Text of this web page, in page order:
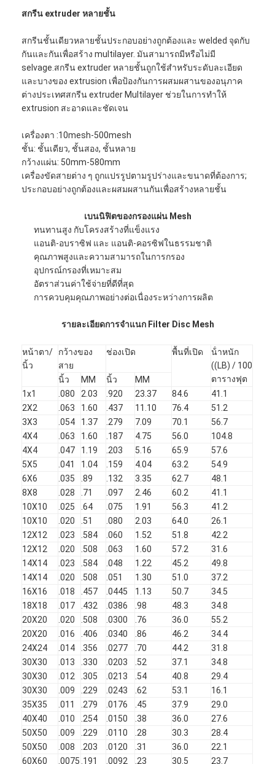
บ้าน
ผลิตภัณฑ์
เกี่ยวกับเรา
ควบคุมคุณภาพ
ติดต่อเรา
ข่าว
จอทตอนนี้
สแตนเลส X Tend Mesh
สกรีนกรอง extruder
แพ็คหน้าจอเครื่องอัดรีด
ลวดสลิงตาข่าย
สกรีน extruder หลายชั้น
สกรีนชั้นเดียวหลายชั้นประกอบอย่างถูกต้องและ welded จุดกับ
กันและกันเพื่อสร้าง multilayer. มันสามารถมีหรือไม่มี
selvage.สกรีน extruder หลายชั้นถูกใช้สําหรับระดับละเอียด
และบางของ extrusion เพื่อป้องกันการผสมผสานของอนุภาค
ต่างประเทศสกรีน extruder Multilayer ช่วยในการทําให้
extrusion สะอาดและชัดเจน
เครื่องตา :10mesh-500mesh
ชั้น: ชั้นเดียว, ชั้นสอง, ชั้นหลาย
กว้างแผ่น: 50mm-580mm
เครื่องขัดสายต่าง ๆ ถูกแปรรูปตามรูปร่างและขนาดที่ต้องการ;
ประกอบอย่างถูกต้องและผสมผสานกันเพื่อสร้างหลายชั้น
เบนนิฟิตของกรองแผ่น Mesh
ทนทานสูง กับโครงสร้างที่แข็งแรง
แอนติ-อบราซิฟ และ แอนติ-คอรซิฟในธรรมชาติ
คุณภาพสูงและความสามารถในการกรอง
อุปกรณ์กรองที่เหมาะสม
อัตราส่วนค่าใช้จ่ายที่ดีที่สุด
การควบคุมคุณภาพอย่างต่อเนื่องระหว่างการผลิต
รายละเอียดการจําแนก Filter Disc Mesh
หน้าตา/
นิ้ว
กว้างของ
สาย
ช่องเปิด พื้นที่เปิด
น้ําหนัก
((LB) / 100
ตารางฟุต
นิ้ว MM นิ้ว
MM
1x1
.080 2.03 .920 23.37 84.6
41.1
2X2
.063 1.60 .437 11.10 76.4
51.2
3X3
.054 1.37 .279 7.09 70.1
56.7
4X4
.063 1.60 .187 4.75 56.0
104.8
4X4
.047 1.19 .203 5.16 65.9
57.6
5X5
.041 1.04 .159 4.04 63.2
54.9
6X6
.035 .89 .132 3.35 62.7
48.1
8X8
.028 .71 .097 2.46 60.2
41.1
10X10
.025 .64 .075 1.91 56.3
41.2
10X10
.020 .51 .080 2.03 64.0
26.1
12X12
.023 .584 .060 1.52 51.8
42.2
12X12
.020 .508 .063 1.60 57.2
31.6
14X14
.023 .584 .048 1.22 45.2
49.8
14X14
.020 .508 .051 1.30 51.0
37.2
16X16
.018 .457 .0445 1.13 50.7
34.5
18X18
.017 .432 .0386 .98 48.3
34.8
20X20
.020 .508 .0300 .76 36.0
55.2
20X20
.016 .406 .0340 .86 46.2
34.4
24X24
.014 .356 .0277 .70 44.2
31.8
30X30
.013 .330 .0203 .52 37.1
34.8
30X30
.012 .305 .0213 .54 40.8
29.4
30X30
.009 .229 .0243 .62 53.1
16.1
35X35
.011 .279 .0176 .45 37.9
29.0
40X40
.010 .254 .0150 .38 36.0
27.6
50X50
.009 .229 .0110 .28 30.3
28.4
50X50
.008 .203 .0120 .31 36.0
22.1
60X60
.0075 .191 .0092 .23 30.5 23.7